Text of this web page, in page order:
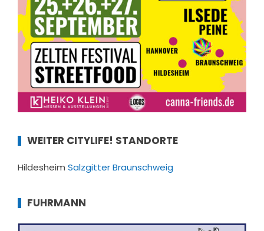
WEITER CITYLIFE! STANDORTE
Hildesheim SalzgitterBraunschweig
FUHRMANN